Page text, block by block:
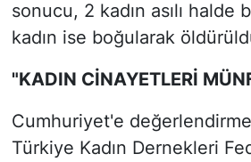
sonucu, 2 kadın asılı halde
kadın ise boğularak
"KADIN CİNAYETLERİ
Cumhuriyet'e
Türkiye Kadın Dernekleri